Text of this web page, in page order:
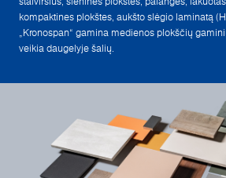
kompaktines plokštes, aukšto slėgio laminatą
„Kronospan“ gamina medienos plokščių
veikia daugelyje šalių.